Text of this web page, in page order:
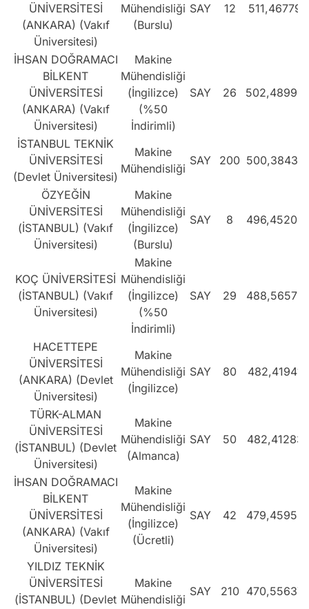
ÜNİVERSİTESİ
(ANKARA) (Vakıf
Üniversitesi)
Mühendisliği
(Burslu)
SAY 12 511,46779
İHSAN DOĞRAMACI
BİLKENT
ÜNİVERSİTESİ
(ANKARA) (Vakıf
Üniversitesi)
Makine
Mühendisliği
(İngilizce)
(%50
İndirimli)
SAY 26 502,48996
İSTANBUL TEKNİK
ÜNİVERSİTESİ
(Devlet Üniversitesi)
Makine
Mühendisliği
SAY 200 500,38437
ÖZYEĞİN
ÜNİVERSİTESİ
(İSTANBUL) (Vakıf
Üniversitesi)
Makine
Mühendisliği
(İngilizce)
(Burslu)
SAY 8 496,45204
KOÇ ÜNİVERSİTESİ
(İSTANBUL) (Vakıf
Üniversitesi)
Makine
Mühendisliği
(İngilizce)
(%50
İndirimli)
SAY 29 488,56579
HACETTEPE
ÜNİVERSİTESİ
(ANKARA) (Devlet
Üniversitesi)
Makine
Mühendisliği
(İngilizce)
SAY 80 482,41941
TÜRK-ALMAN
ÜNİVERSİTESİ
(İSTANBUL) (Devlet
Üniversitesi)
Makine
Mühendisliği
(Almanca)
SAY 50 482,41283
İHSAN DOĞRAMACI
BİLKENT
ÜNİVERSİTESİ
(ANKARA) (Vakıf
Üniversitesi)
Makine
Mühendisliği
(İngilizce)
(Ücretli)
SAY 42 479,45958
YILDIZ TEKNİK
ÜNİVERSİTESİ
(İSTANBUL) (Devlet
Makine
Mühendisliği
SAY 210 470,55637